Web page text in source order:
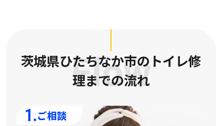
茨城県ひたちなか市のトイレ修
理までの流れ
Flow
1.ご相談